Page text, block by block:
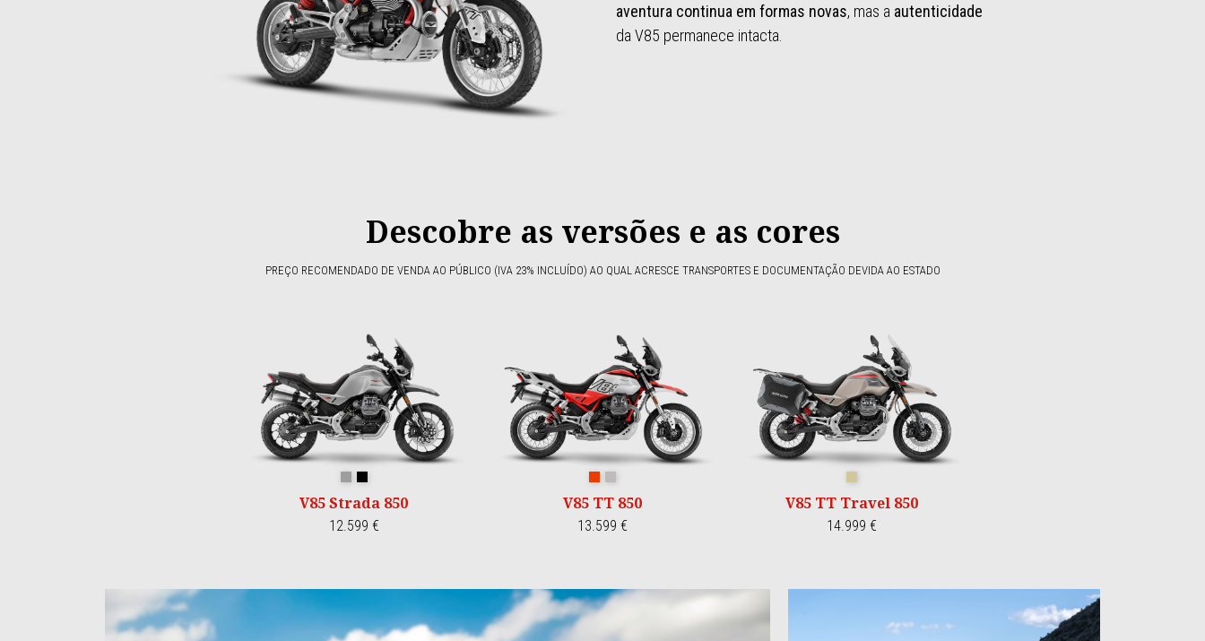
aventura continua em formas novas, mas a autenticidade
da V85 permanece intacta.
Descobre as versões e as cores
PREÇO RECOMENDADO DE VENDA AO PÚBLICO (IVA 23% INCLUÍDO) AO QUAL ACRESCE TRANSPORTES E DOCUMENTAÇÃO DEVIDA AO ESTADO
V85 Strada 850
12.599 €
V85 TT 850
13.599 €
V85 TT Travel 850
14.999 €